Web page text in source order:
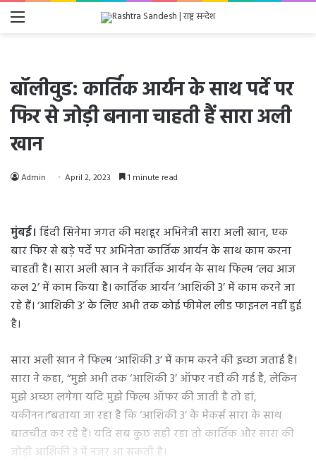
Menu
बॉलीवुड: कार्तिक आर्यन के साथ पर्दे पर
फिर से जोड़ी बनाना चाहती हैं सारा अली
खान
Admin April 2, 2023 1 minute read
मुंबई। हिंदी सिनेमा जगत की मशहूर अभिनेत्री सारा अली खान, एक
बार फिर से बड़े पर्दे पर अभिनेता कार्तिक आर्यन के साथ काम करना
चाहती है। सारा अली खान ने कार्तिक आर्यन के साथ फिल्म ‘लव आज
कल 2’ में काम किया है। कार्तिक आर्यन ‘आशिकी 3’ में काम करने जा
रहे हैं। ‘आशिकी 3’ के लिए अभी तक कोई फीमेल लीड फाइनल नहीं हुई
है।
सारा अली खान ने फिल्म ‘आशिकी 3’ में काम करने की इच्छा जताई है।
सारा ने कहा, “मुझे अभी तक ‘आशिकी 3’ ऑफर नहीं की गई है, लेकिन
मुझे अच्छा लगेगा यदि मुझे फिल्म ऑफर की जाती है तो हां,
यकीनन।”बताया जा रहा है कि ‘आशिकी 3’ के मेकर्स सारा के साथ
बातचीत कर रहे हैं। यदि सब कुछ सही रहा तो कार्तिक और सारा की
जोड़ी आशिकी 3 में नजर आ सकती है।